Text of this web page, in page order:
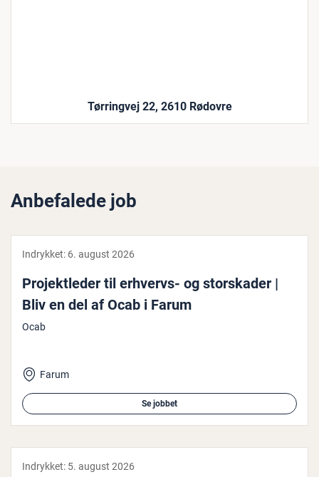
Tørringvej 22, 2610 Rødovre
Anbefalede job
Indrykket: 6. august 2026
Pro­jekt­le­der til erhvervs- og storska­der |
Bliv en del af Ocab i Farum
Ocab
Farum
Se jobbet
Indrykket: 5. august 2026